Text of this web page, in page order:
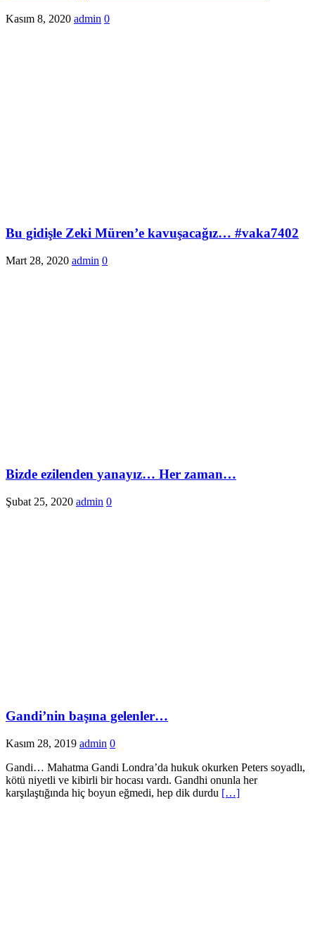
Kasım 8, 2020 admin 0
Bu gidişle Zeki Müren’e kavuşacağız… #vaka7402
Mart 28, 2020 admin 0
Bizde ezilenden yanayız… Her zaman…
Şubat 25, 2020 admin 0
Gandi’nin başına gelenler…
Kasım 28, 2019 admin 0
Gandi… Mahatma Gandi Londra’da hukuk okurken Peters soyadlı,
kötü niyetli ve kibirli bir hocası vardı. Gandhi onunla her
karşılaştığında hiç boyun eğmedi, hep dik durdu […]